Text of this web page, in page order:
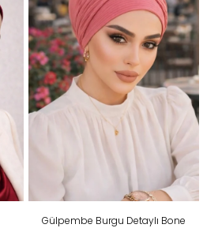
Gülpembe Burgu Detaylı Bone